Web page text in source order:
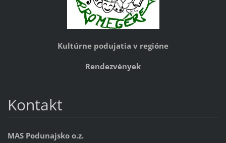
Kultúrne podujatia v regióne
Rendezvények
Kontakt
MAS Podunajsko o.z.